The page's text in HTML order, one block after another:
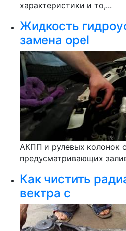
характеристики и то,...
Жидкость
замена opel
АКПП и рулевых колонок
предусматривающих
Как чистить
вектра с